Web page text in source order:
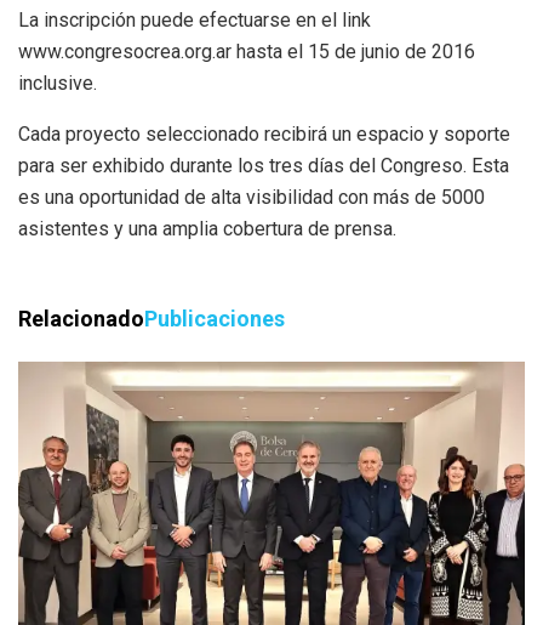
La inscripción puede efectuarse en el link
www.congresocrea.org.ar hasta el 15 de junio de 2016
inclusive.
Cada proyecto seleccionado recibirá un espacio y soporte
para ser exhibido durante los tres días del Congreso. Esta
es una oportunidad de alta visibilidad con más de 5000
asistentes y una amplia cobertura de prensa.
RelacionadoPublicaciones